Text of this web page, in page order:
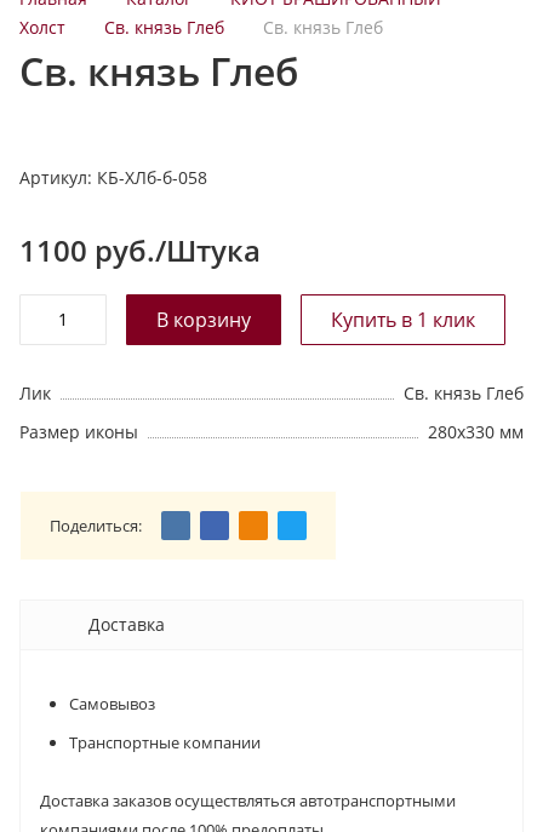
к
а
т
г
Холст
Св. князь Глеб Св. князь Глеб
Св. князь Глеб
Артикул: КБ-ХЛб-б-058
1100 руб./Штука
Лик
Св. князь Глеб
Размер иконы
280х330 мм
Поделиться:
Доставка
Самовывоз
Транспортные компании
Доставка заказов осуществляться автотранспортными